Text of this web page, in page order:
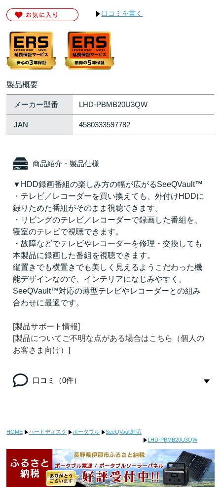
口コミを書く
製品概要
メーカー型番 LHD-PBMB20U3QW
JAN 4580333597782
商品紹介・製品仕様
▼HDD録画番組の楽しみ方の幅が広がるSeeQVault™
・テレビ／レコーダーを買い換えても、外付けHDDに
録りためた番組がそのまま視聴できます。
・リビングのテレビ／レコーダーで録画した番組を、
寝室のテレビで視聴できます。
・故障などでテレビやレコーダーを修理・交換しても
本製品に録画した番組を視聴できます。
縦置きでも横置きでも美しく見えるようこだわった機
能デザインなので、インテリアになじみやすく、
SeeQVault™対応の薄型テレビやレコーダーとの組み
合わせに最適です。
[製品サポート情報]
[製品についてご不明な点がある場合はこちら（個人の
お客さま向け）]
口コミ（0件）
HOME ハードディスク ポータブル
SeeQVault対応
LHD-PBMB20U3QW